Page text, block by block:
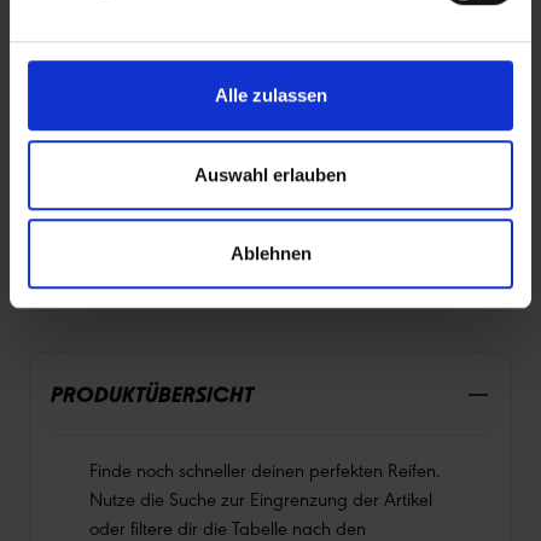
Alle zulassen
Auswahl erlauben
Ablehnen
PROTECTION
DURABILITY
PRODUKTÜBERSICHT
Finde noch schneller deinen perfekten Reifen.
Nutze die Suche zur Eingrenzung der Artikel
oder filtere dir die Tabelle nach den